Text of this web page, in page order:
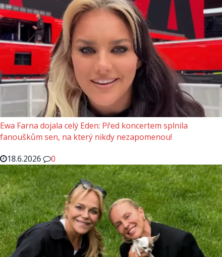
Ewa Farna dojala celý Eden: Před koncertem splnila
fanouškům sen, na který nikdy nezapomenou!
18.6.2026
0